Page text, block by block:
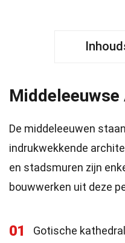
De middeleeuwen
indrukwekkende
en stadsmuren zijn
bouwwerken uit deze
01
Gotische